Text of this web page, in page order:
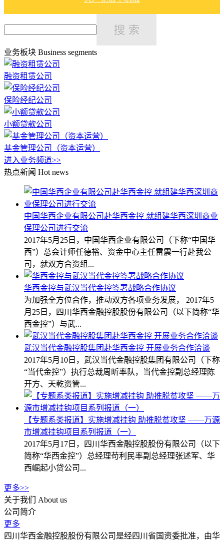
业务板块 Business segments
融资租赁公司
保险经纪公司
小额贷款公司
基金管理公司（资本运营）
进入业务频道>>
热点新闻 Hot news
中国华西企业有限公司赴华西金控 就组建华西深圳商业
保理公司进行交流
2017年5月25日，中国华西企业有限公司（下称“中国华
西”）总会计师任德裕、资金中心主任雷震一行赴我公
司，就双方合资组...
华西金控与武汉当代金控签署战略合作协议
为加强全方位合作，推动双方各项业务发展， 2017年5
月25日，四川华西金融控股股份有限公司（以下简称“华
西金控”）与武...
武汉当代金融控股集团赴华西金控 开展业务合作洽谈
2017年5月10日，武汉当代金融控股集团有限公司（下称
“当代金控”）执行总裁周昕率队，当代金控副总经理陈
开方、天乾资管...
【专题系类报道】实施增减挂钩 助推脱贫攻坚 ——万源
市增减挂钩项目系列报道（一）
2017年5月17日，四川华西金融控股股份有限公司（以下
简称“华西金控”）总经理苟利民率副总经理张述军、华
西崛起小贷公司...
更多>>
关于我们
About us
公司简介
更多
四川华西金融控股股份有限公司是经四川省国资委批准，由华